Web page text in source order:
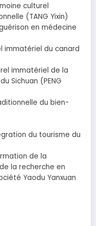
culturel
(TANG Yixin)
en médecine
immatériel du canard
immatériel de la
Sichuan (PENG
du bien-
du tourisme du
de la
la recherche en
Yaodu Yanxuan